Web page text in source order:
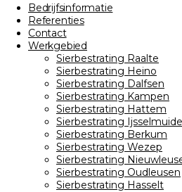
Bedrijfsinformatie
Referenties
Contact
Werkgebied
Sierbestrating Raalte
Sierbestrating Heino
Sierbestrating Dalfsen
Sierbestrating Kampen
Sierbestrating Hattem
Sierbestrating
Sierbestrating Berkum
Sierbestrating Wezep
Sierbestrating
Sierbestrating Oudleusen
Sierbestrating Hasselt